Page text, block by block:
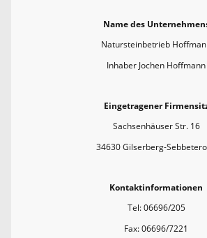
Name des
Natursteinbetrieb
Inhaber Jochen Hoffmann
Eingetragener
Sachsenhäuser Str. 16
34630 Gilserberg-
Kontaktinformationen
Tel: 06696/205
Fax: 06696/7221